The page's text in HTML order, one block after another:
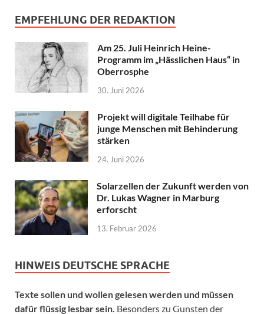
EMPFEHLUNG DER REDAKTION
Am 25. Juli Heinrich Heine-
Programm im „Hässlichen Haus“ in
Oberrosphe
30. Juni 2026
Projekt will digitale Teilhabe für
junge Menschen mit Behinderung
stärken
24. Juni 2026
Solarzellen der Zukunft werden von
Dr. Lukas Wagner in Marburg
erforscht
13. Februar 2026
HINWEIS DEUTSCHE SPRACHE
Texte sollen und wollen gelesen werden und müssen
dafür flüssig lesbar sein. Besonders zu Gunsten der